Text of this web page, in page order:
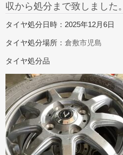
収から処分まで致しました。
タイヤ処分日時：2025年12月6日
タイヤ処分場所：倉敷市児島
タイヤ処分品